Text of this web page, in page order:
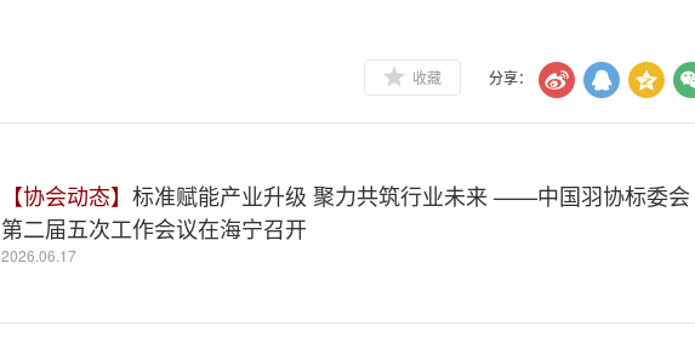
收藏 分享：
【协会动态】 标准赋能产业升级 聚力共筑行业未来 ——中国羽协标委会
第二届五次工作会议在海宁召开
2026.06.17